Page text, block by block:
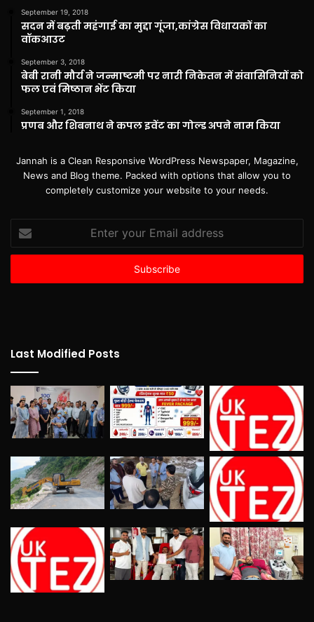
September 19, 2018
सदन में बढ़ती महंगाई का मुद्दा गूंजा,कांग्रेस विधायकों का
वॉकआउट
September 3, 2018
बेबी रानी मौर्य ने जन्माष्टमी पर नारी निकेतन में संवासिनियों को
फल एवं मिष्ठान भेंट किया
September 1, 2018
प्रणब और शिबनाथ ने कपल इवेंट का गोल्ड अपने नाम किया
Jannah is a Clean Responsive WordPress Newspaper, Magazine,
News and Blog theme. Packed with options that allow you to
completely customize your website to your needs.
your
Email
Last Modified Posts